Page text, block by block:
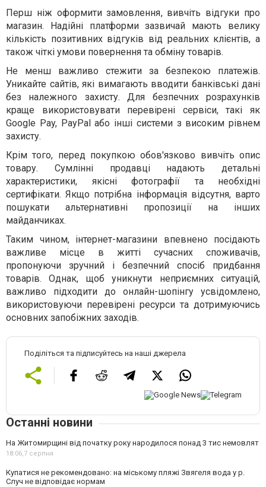
Перш ніж оформити замовлення, вивчіть відгуки про
магазин. Надійні платформи зазвичай мають велику
кількість позитивних відгуків від реальних клієнтів, а
також чіткі умови повернення та обміну товарів.
Не менш важливо стежити за безпекою платежів.
Уникайте сайтів, які вимагають вводити банківські дані
без належного захисту. Для безпечних розрахунків
краще використовувати перевірені сервіси, такі як
Google Pay, PayPal або інші системи з високим рівнем
захисту.
Крім того, перед покупкою обов'язково вивчіть опис
товару. Сумлінні продавці надають детальні
характеристики, якісні фотографії та необхідні
сертифікати. Якщо потрібна інформація відсутня, варто
пошукати альтернативні пропозиції на інших
майданчиках.
Таким чином, інтернет-магазини впевнено посідають
важливе місце в житті сучасних споживачів,
пропонуючи зручний і безпечний спосіб придбання
товарів. Однак, щоб уникнути неприємних ситуацій,
важливо підходити до онлайн-шопінгу усвідомлено,
використовуючи перевірені ресурси та дотримуючись
основних запобіжних заходів.
Поділіться та підписуйтесь на наші джерела
Останні новини
На Житомирщині від початку року народилося понад 3 тис немовлят
18:06,7 серпня
Купатися не рекомендовано: на міському пляжі Звягеля вода у р.
Случ не відповідає нормам